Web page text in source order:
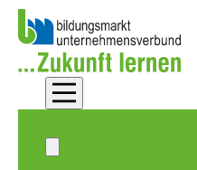
Zum Hauptinhalt springen